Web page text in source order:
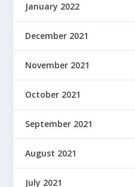
January 2022
December 2021
November 2021
October 2021
September 2021
August 2021
July 2021